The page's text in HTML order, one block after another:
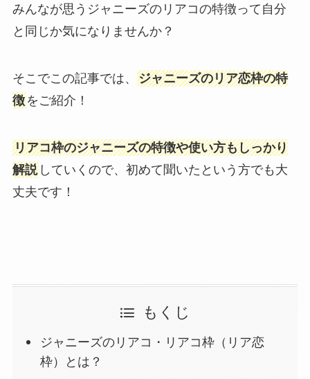
みんなが思うジャニーズのリアコの特徴って自分
と同じか気になりませんか？
そこでこの記事では、 ジャニーズのリア恋枠の特
徴をご紹介！
リアコ枠のジャニーズの特徴や使い方もしっかり
解説していくので、初めて聞いたという方でも大
丈夫です！
もくじ
ジャニーズのリアコ・リアコ枠（リア恋
枠）とは？